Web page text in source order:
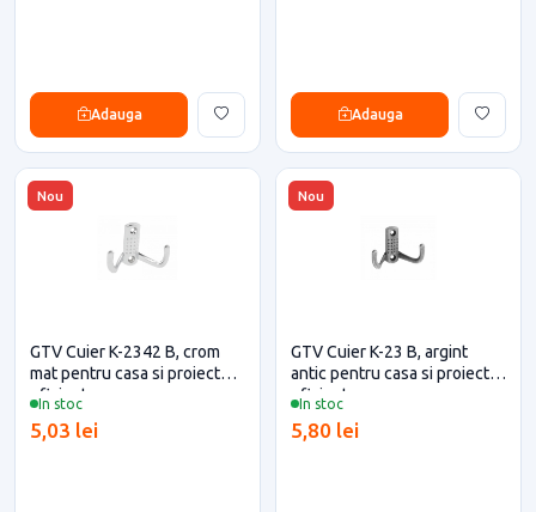
Adauga Adauga
Nou
In stoc
GTV Cuier K-2342 B, crom
mat pentru casa si proiecte
eficiente
5,03 lei
Nou
In stoc
GTV Cuier K-23 B, argint
antic pentru casa si proiecte
eficiente
5,80 lei